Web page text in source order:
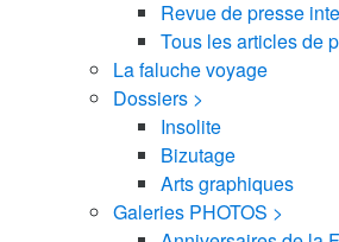
Revue de presse
Tous les articles de
La faluche voyage
Dossiers >
Insolite
Bizutage
Arts graphiques
Galeries PHOTOS >